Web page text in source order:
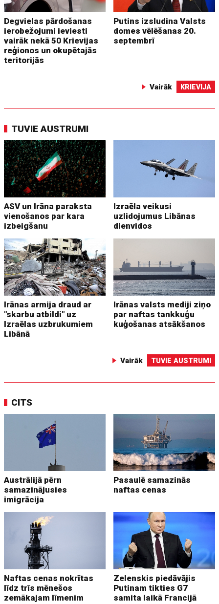
Degvielas pārdošanas
ierobežojumi ieviesti
vairāk nekā 50 Krievijas
reģionos un okupētajās
teritorijās
Putins izsludina Valsts
domes vēlēšanas 20.
septembrī
Vairāk KRIEVIJA
TUVIE AUSTRUMI
ASV un Irāna paraksta
vienošanos par kara
izbeigšanu
Izraēla veikusi
uzlidojumus Libānas
dienvidos
Irānas armija draud ar
"skarbu atbildi" uz
Izraēlas uzbrukumiem
Libānā
Irānas valsts mediji ziņo
par naftas tankkuģu
kuģošanas atsākšanos
Vairāk TUVIE AUSTRUMI
CITS
Austrālijā pērn
samazinājusies
imigrācija
Pasaulē samazinās
naftas cenas
Naftas cenas nokrītas
līdz trīs mēnešos
zemākajam līmenim
Zelenskis piedāvājis
Putinam tikties G7
samita laikā Francijā